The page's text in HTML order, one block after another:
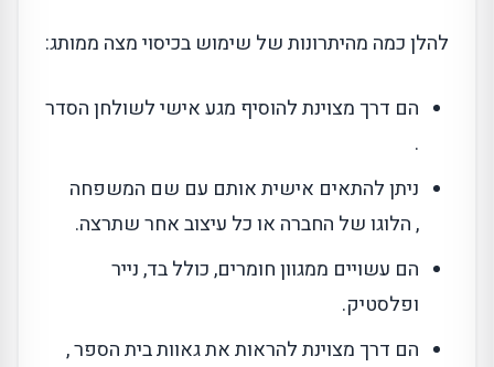
להלן כמה מהיתרונות של שימוש בכיסוי מצה ממותג:
הם דרך מצוינת להוסיף מגע אישי לשולחן הסדר
.
ניתן להתאים אישית אותם עם שם המשפחה
, הלוגו של החברה או כל עיצוב אחר שתרצה.
הם עשויים ממגוון חומרים, כולל בד, נייר
ופלסטיק.
הם דרך מצוינת להראות את גאוות בית הספר ,